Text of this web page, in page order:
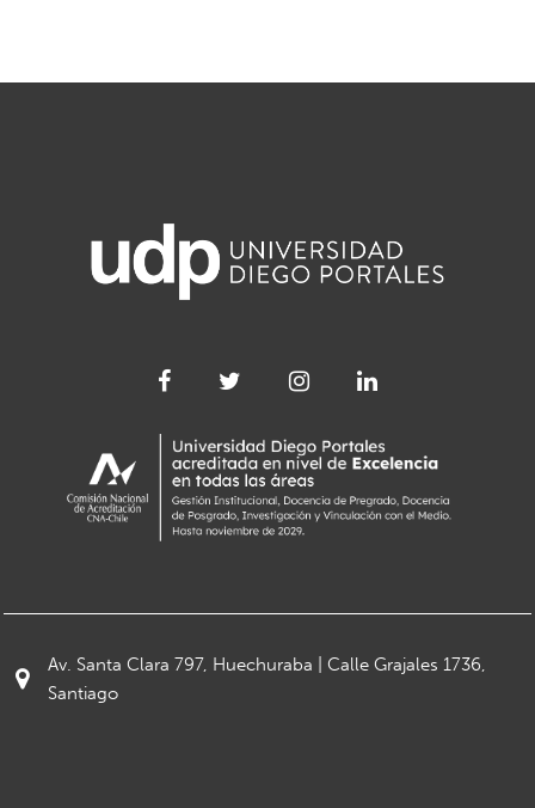
Av. Santa Clara 797, Huechuraba | Calle Grajales 1736,
Santiago